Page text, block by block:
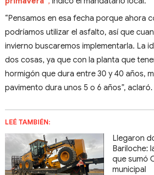
“Pensamos en esa fecha porque ahora
podríamos utilizar el asfalto, así que
invierno buscaremos implementarla. La
dos cosas, ya que con la planta que
hormigón que dura entre 30 y 40 años,
pavimento dura unos 5 o 6 años”, aclaró.
LEÉ TAMBIÉN:
Llegaron
Bariloche:
que sumó
municipal